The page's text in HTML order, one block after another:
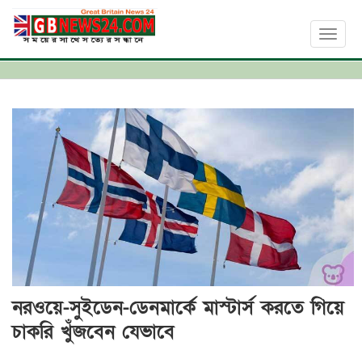
Toggle
নরওয়ে-সুইডেন-ডেনমার্কে মাস্টার্স করতে গিয়ে
চাকরি খুঁজবেন যেভাবে